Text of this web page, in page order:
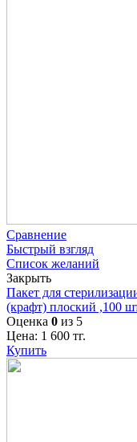
Сравнение
Быстрый взгляд
Список желаний
Закрыть
Пакет для
(крафт) плоский ,100
Оценка 0 из 5
Цена: 1 600 тг.
Купить